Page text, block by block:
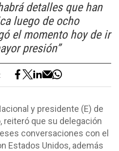
detalles que han
luego de ocho
el momento hoy de ir
presión”
y presidente (E) de
reiteró que su delegación
conversaciones con el
Estados Unidos, además